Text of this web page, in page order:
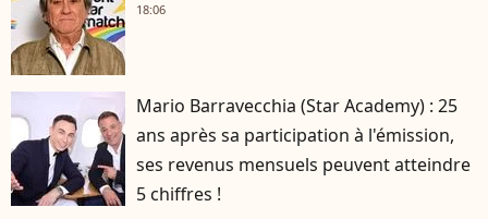
18:06
Mario Barravecchia (Star Academy) : 25
ans après sa participation à l'émission,
ses revenus mensuels peuvent atteindre
5 chiffres !